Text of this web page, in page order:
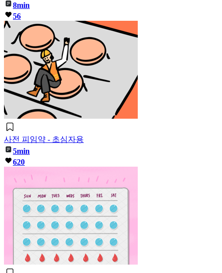
8min
56
사전 피임약 - 초심자용
5min
620